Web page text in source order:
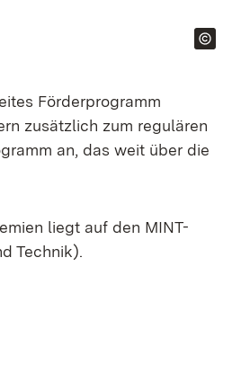
Förderprogramm
zusätzlich zum regulären
an, das weit über die
liegt auf den MINT-
Technik).